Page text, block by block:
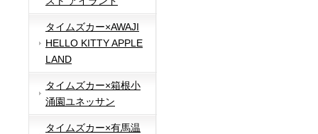
タイムズカー×AWAJI
HELLO KITTY APPLE
LAND
タイムズカー×箱根小
涌園ユネッサン
タイムズカー×有馬温